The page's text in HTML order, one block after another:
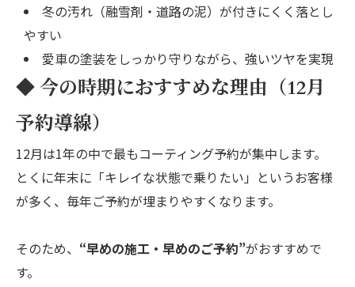
冬の汚れ（融雪剤・道路の泥）が付きにくく落とし
やすい
愛車の塗装をしっかり守りながら、強いツヤを実現
◆ 今の時期におすすめな理由（12月
予約導線）
12月は1年の中で最もコーティング予約が集中します。
とくに年末に「キレイな状態で乗りたい」というお客様
が多く、毎年ご予約が埋まりやすくなります。
そのため、 “早めの施工・早めのご予約”がおすすめで
す。